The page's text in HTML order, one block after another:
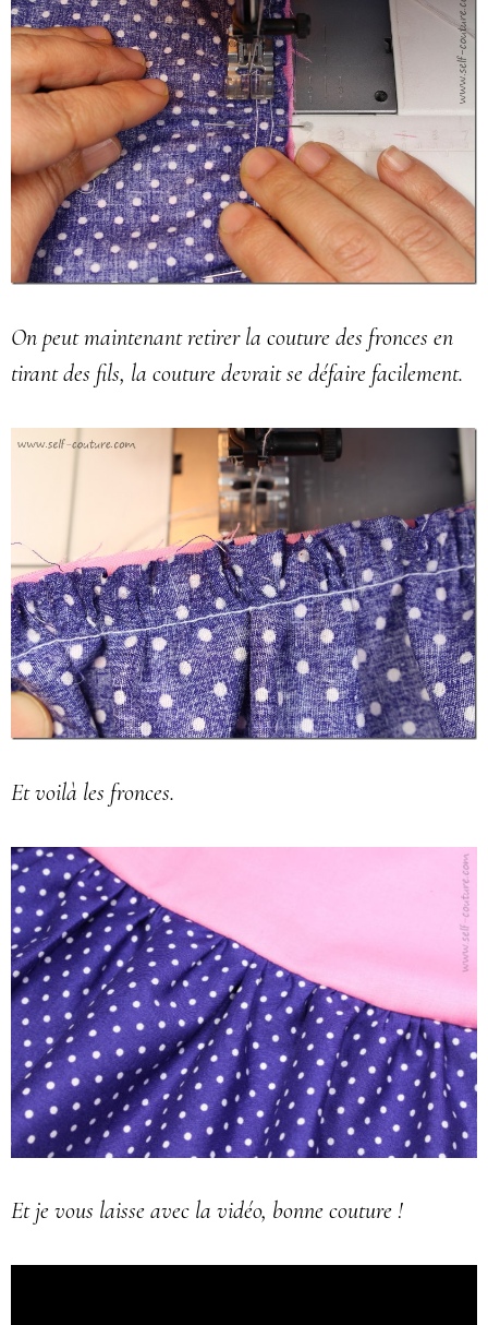
On peut maintenant retirer la couture des fronces en
tirant des fils, la couture devrait se défaire facilement.
Et voilà les fronces.
Et je vous laisse avec la vidéo, bonne couture !